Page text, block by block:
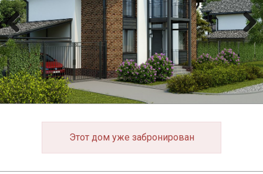
Previous Next
Этот дом уже забронирован